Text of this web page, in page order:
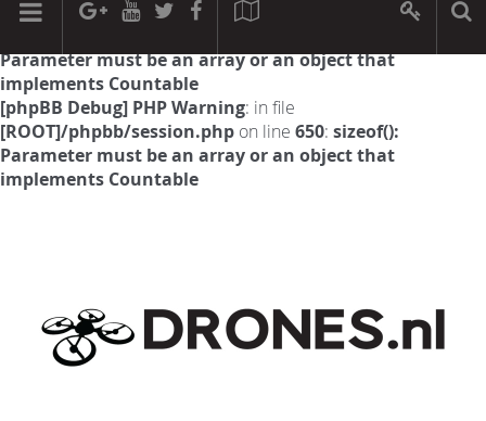
[phpBB Debug] PHP Warning: in file
Parameter must be an array or an object that
implements Countable
[phpBB Debug] PHP Warning: in file
[ROOT]/phpbb/session.php on line 650: sizeof():
Parameter must be an array or an object that
implements Countable